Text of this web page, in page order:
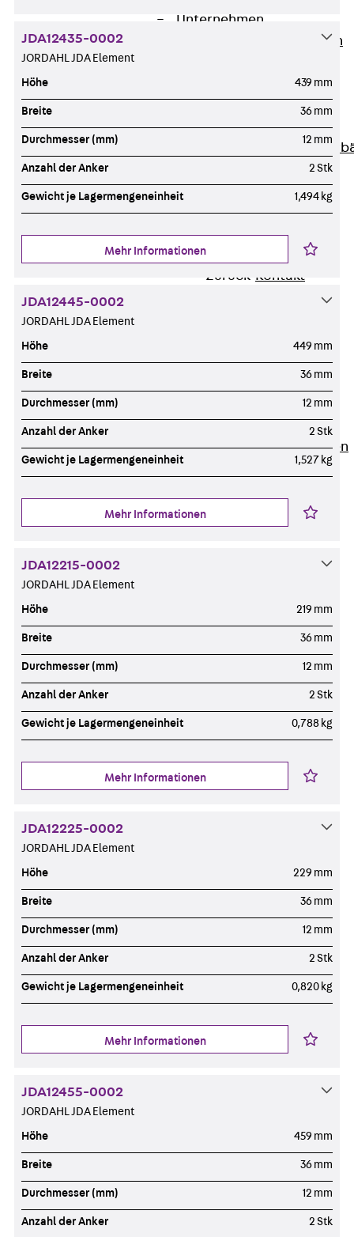
Unternehmen
Unternehmen
Werte & Philosophie
Service & Qualität
Unsere Geschichte
Mitgliedschaften &
Aktuelles
News
Events
Kontakt
Zurück Kontakt
Newsletter
Stellenausschreibungen
Unsere Standorte
JDA12435-0002
JORDAHL JDA Element
Höhe 439 mm
Breite 36 mm
Durchmesser (mm) 12 mm
Anzahl der Anker 2 Stk
Gewicht je Lagermengeneinheit 1,494 kg
Mehr Informationen
JDA12445-0002
JORDAHL JDA Element
Höhe 449 mm
Breite 36 mm
Durchmesser (mm) 12 mm
Anzahl der Anker 2 Stk
Gewicht je Lagermengeneinheit 1,527 kg
Mehr Informationen
JDA12215-0002
JORDAHL JDA Element
Höhe 219 mm
Breite 36 mm
Durchmesser (mm) 12 mm
Anzahl der Anker 2 Stk
Gewicht je Lagermengeneinheit 0,788 kg
Mehr Informationen
JDA12225-0002
JORDAHL JDA Element
Höhe 229 mm
Breite 36 mm
Durchmesser (mm) 12 mm
Anzahl der Anker 2 Stk
Gewicht je Lagermengeneinheit 0,820 kg
Mehr Informationen
JDA12455-0002
JORDAHL JDA Element
Höhe 459 mm
Breite 36 mm
Durchmesser (mm) 12 mm
Anzahl der Anker 2 Stk